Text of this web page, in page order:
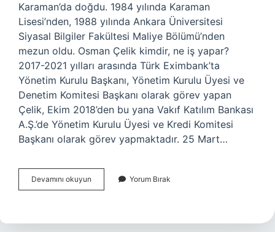
Karaman’da doğdu. 1984 yılında Karaman
Lisesi’nden, 1988 yılında Ankara Üniversitesi
Siyasal Bilgiler Fakültesi Maliye Bölümü’nden
mezun oldu. Osman Çelik kimdir, ne iş yapar?
2017-2021 yılları arasında Türk Eximbank’ta
Yönetim Kurulu Başkanı, Yönetim Kurulu Üyesi ve
Denetim Komitesi Başkanı olarak görev yapan
Çelik, Ekim 2018’den bu yana Vakıf Katılım Bankası
A.Ş.’de Yönetim Kurulu Üyesi ve Kredi Komitesi
Başkanı olarak görev yapmaktadır. 25 Mart…
Devamını okuyun
Çelik
Yorum Bırak